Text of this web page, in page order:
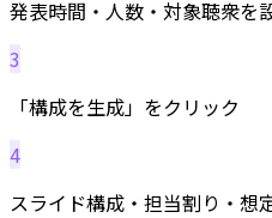
発表時間・人数・対象聴衆を
3
「構成を生成」をクリック
4
スライド構成・担当割り・想